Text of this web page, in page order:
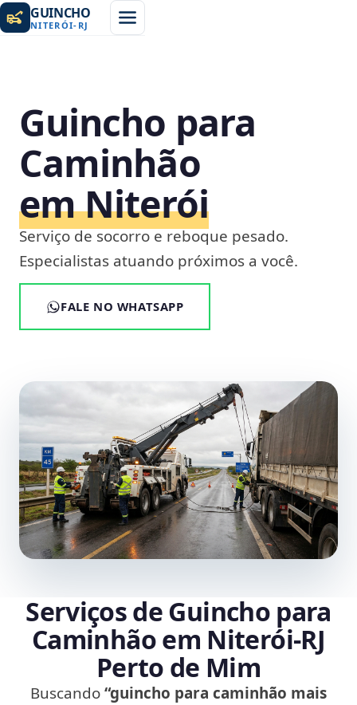
GUINCHO
NITERÓI- RJ
Guincho para
Caminhão
em Niterói
Serviço de socorro e reboque pesado.
Especialistas atuando próximos a você.
FALE NO WHATSAPP
Serviços de Guincho para
Caminhão em Niterói‑RJ
Perto de Mim
Buscando“guincho para caminhão mais